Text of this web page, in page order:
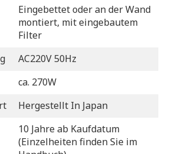
Eingebettet oder an der Wand
montiert, mit eingebautem
Filter
AC220V 50Hz
ca. 270W
Hergestellt In Japan
10 Jahre ab Kaufdatum
(Einzelheiten finden Sie im